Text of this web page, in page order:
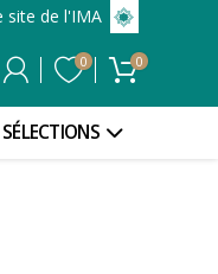
site de l'IMA
0 0